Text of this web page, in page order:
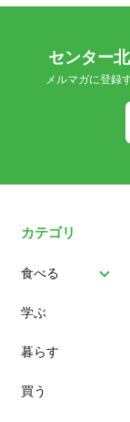
センター
メルマガに登録
カテゴリ
食べる
パン
スイーツ
ランチ
学ぶ
暮らす
買う